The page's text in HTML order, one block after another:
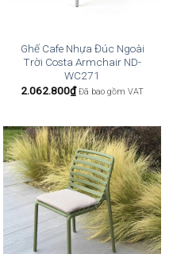
Ghế Cafe Nhựa Đúc Ngoài
Trời Costa Armchair ND-
WC271
2.062.800₫ Đã bao gồm VAT